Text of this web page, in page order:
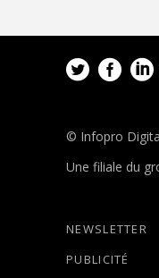
© Infopro
Une filiale du
NEWSLETTER
PUBLICITÉ